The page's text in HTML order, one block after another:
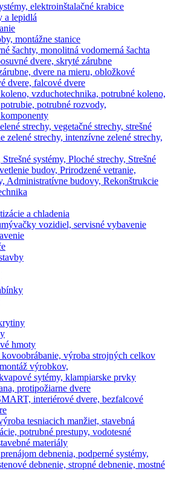
elektroinštalačné krabice
a lepidlá
montážne stanice
šachty, monolitná vodomerná šachta
dvere, skryté zárubne
dvere na mieru, obložkové
dvere, falcové dvere
vzduchotechnika, potrubné koleno,
potrubné rozvody,
strechy, vegetačné strechy, strešné
zelené strechy, intenzívne zelené strechy,
systémy, Ploché strechy, Strešné
budov, Prirodzené vetranie,
Administratívne budovy, Rekonštrukcie
a chladenia
vozidiel, servisné vybavenie
hmoty
kovoobrábanie, výroba strojných celkov
výrobkov,
sytémy, klampiarske prvky
protipožiarne dvere
interiérové dvere, bezfalcové
tesniacich manžiet, stavebná
potrubné prestupy, vodotesné
materiály
debnenia, podperné systémy,
debnenie, stropné debnenie, mostné